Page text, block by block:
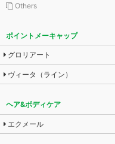
Others
ポイントメーキャップ
グロリアート
ヴィータ（ライン）
ヘア&ボディケア
エクメール